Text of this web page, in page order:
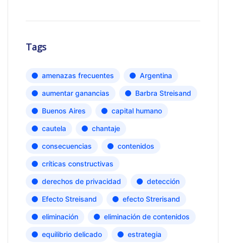
Tags
amenazas frecuentes Argentina
aumentar ganancias Barbra Streisand
Buenos Aires capital humano
cautela chantaje
consecuencias contenidos
críticas constructivas
derechos de privacidad detección
Efecto Streisand efecto Strerisand
eliminación eliminación de contenidos
equilibrio delicado estrategia